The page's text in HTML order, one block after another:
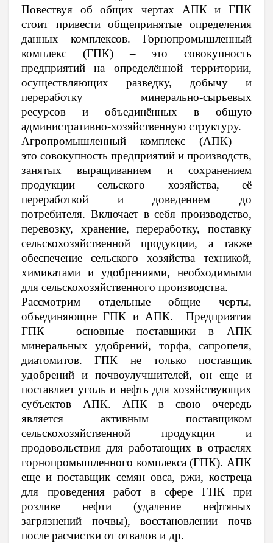
Повествуя об общих чертах АПК и ГПК
стоит привести общепринятые определения
данных комплексов. Горнопромышленный
комплекс (ГПК) –это совокупность
предприятий на определённой территории,
осуществляющих разведку, добычу и
переработку минерально-сырьевых
ресурсов и объединённых в общую
административно-хозяйственную структуру.
Агропромышленный комплекс (АПК)
–
это совокупность предприятий и производств,
занятых выращиванием и сохранением
продукции сельского хозяйства, её
переработкой и доведением до
потребителя. Включает в себя производство,
перевозку, хранение, переработку, поставку
сельскохозяйственной продукции, а также
обеспечение сельского хозяйства техникой,
химикатами и удобрениями, необходимыми
для сельскохозяйственного производства.
Рассмотрим отдельные общие черты,
объединяющие ГПК и АПК. Предприятия
ГПК – основные поставщики в АПК
минеральных удобрений, торфа, сапропеля,
диатомитов. ГПК не только поставщик
удобрений и почвоулучшителей, он еще и
поставляет уголь и нефть для хозяйствующих
субъектов АПК. АПК в свою очередь
является активным поставщиком
сельскохозяйственной продукции и
продовольствия для работающих в отраслях
горнопромышленного комплекса (ГПК). АПК
еще и поставщик семян овса, ржи, костреца
для проведения работ в сфере ГПК при
розливе нефти (удаление нефтяных
загрязнений почвы), восстановлении почв
после расчистки от отвалов и др.